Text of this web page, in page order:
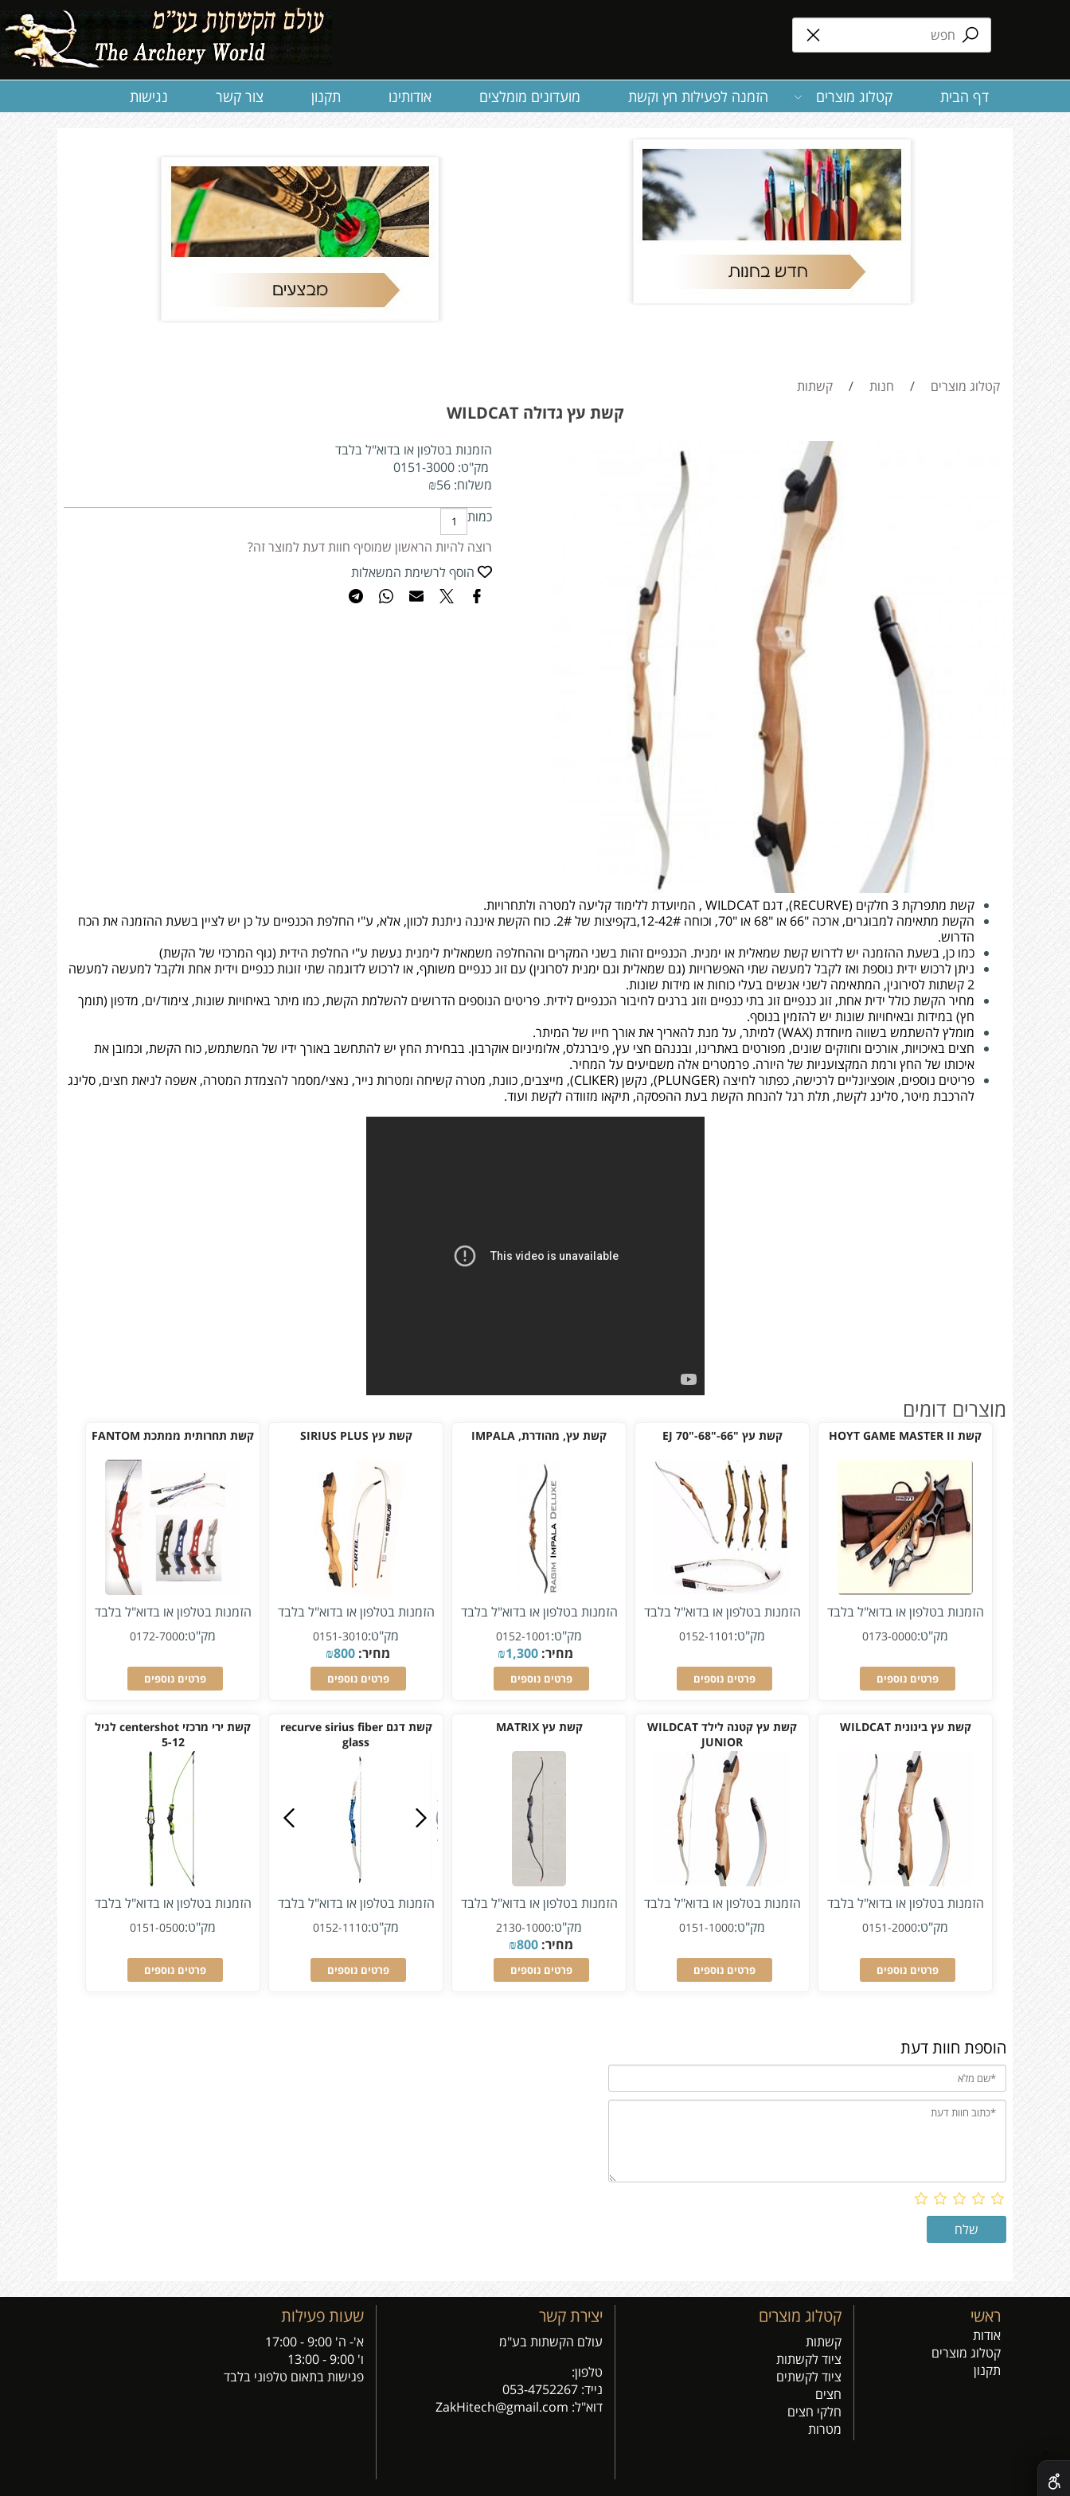
דף הבית קטלוג מוצרים הזמנה לפעילות חץ וקשת מועדונים מומלצים אודותינו תקנון צור קשר נגישות
קטלוג מוצרים / חנות / קשתות
קשת עץ גדולה WILDCAT
הזמנות בטלפון או בדוא"ל בלבד
מק"ט: 0151-3000
משלוח:
₪56
כמות
רוצה להיות הראשון שמוסיף חוות דעת למוצר זה?
הוסף לרשימת המשאלות
קשת מתפרקת 3 חלקים (RECURVE), דגם WILDCAT , המיועדת ללימוד קליעה למטרה ולתחרויות.
הקשת מתאימה למבוגרים, ארכה "66 או "68 או "70, וכוחה 12-42#,בקפיצות של 2#. כוח הקשת איננה ניתנת לכוון, אלא, ע"י החלפת הכנפיים על כן יש לציין בשעת ההזמנה את הכח
הדרוש.
כמו כן, בשעת ההזמנה יש לדרוש קשת שמאלית או ימנית. הכנפיים זהות בשני המקרים וההחלפה משמאלית לימנית נעשת ע"י החלפת הידית (גוף המרכזי של הקשת)
ניתן לרכוש ידית נוספת ואז לקבל למעשה שתי האפשרויות (גם שמאלית וגם ימנית לסרוגין) עם זוג כנפיים משותף, או לרכוש לדוגמה שתי זוגות כנפיים וידית אחת ולקבל למעשה למעשה
2 קשתות לסירוגין, המתאימה לשני אנשים בעלי כוחות או מידות שונות.
מחיר הקשת כולל ידית אחת, זוג כנפיים זוג בתי כנפיים וזוג ברגים לחיבור הכנפיים לידית. פריטים הנוספים הדרושים להשלמת הקשת, כמו מיתר באיחויות שונות, צימוד/ים, מדפון (תומך
חץ) במידות ובאיחויות שונות יש להזמין בנוסף.
מומלץ להשתמש בשווה מיוחדת (WAX) למיתר, על מנת להאריך את אורך חייו של המיתר.
חצים באיכויות, אורכים וחוזקים שונים, מפורטים באתרינו, ובננהם חצי עץ, פיברגלס, אלומיניום אוקרבון. בבחירת החץ יש להתחשב באורך ידיו של המשתמש, כוח הקשת, וכמובן את
איכותו של החץ ורמת המקצועניות של היורה. פרמטרים אלה משםיעים על המחיר.
פריטים נוספים, אופציונליים לרכישה, כפתור לחיצה (PLUNGER), נקשן (CLIKER), מייצבים, כוונת, מטרה קשיחה ומטרות נייר, נאצי/מסמר להצמדת המטרה, אשפה לניאת חצים, סלינג
להרכבת מיטר, סלינג לקשת, תלת רגל להנחת הקשת בעת ההפסקה, תיקאו מזוודה לקשת ועוד.
מוצרים דומים
קשת HOYT GAME MASTER II
הזמנות בטלפון או בדוא"ל בלבד
מק"ט:0173-0000
פרטים נוספים
קשת עץ "66-"68-"70 EJ
הזמנות בטלפון או בדוא"ל בלבד
מק"ט: 0152-1101
פרטים נוספים
קשת עץ, מהודרת, IMPALA
הזמנות בטלפון או בדוא"ל בלבד
מק"ט: 0152-1001
מחיר: ₪1,300
פרטים נוספים
קשת עץ SIRIUS PLUS
הזמנות בטלפון או בדוא"ל בלבד
מק"ט:0151-3010
מחיר: ₪800
פרטים נוספים
קשת תחרותית ממתכת FANTOM
הזמנות בטלפון או בדוא"ל בלבד
מק"ט:0172-7000
פרטים נוספים
קשת עץ בינונית WILDCAT
הזמנות בטלפון או בדוא"ל בלבד
מק"ט:0151-2000
פרטים נוספים
קשת עץ קטנה לילד WILDCAT
JUNIOR
הזמנות בטלפון או בדוא"ל בלבד
מק"ט:0151-1000
פרטים נוספים
קשת עץ MATRIX
הזמנות בטלפון או בדוא"ל בלבד
מק"ט:2130-1000
מחיר: ₪800
פרטים נוספים
קשת דגם recurve sirius fiber
glass
הזמנות בטלפון או בדוא"ל בלבד
מק"ט:0152-1110
פרטים נוספים
קשת ירי מרכזי centershot לגיל
5-12
הזמנות בטלפון או בדוא"ל בלבד
מק"ט:0151-0500
פרטים נוספים
הוספת חוות דעת
ראשי
אודות
קטלוג מוצרים
תקנון
קטלוג מוצרים
קשתות
ציוד לקשתות
ציוד לקשתים
חצים
חלקי חצים
מטרות
יצירת קשר
עולם הקשתות בע"מ
טלפון:
נייד: 053-4752267
דוא"ל: Z akHitech@gmail.com
שעות פעילות
א'- ה' 9:00 - 17:00
ו' 9:00 - 13:00
פגישות בתאום טלפוני בלבד